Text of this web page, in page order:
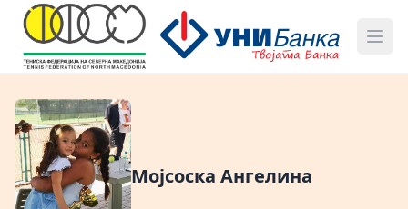
Мојсоска Ангелина